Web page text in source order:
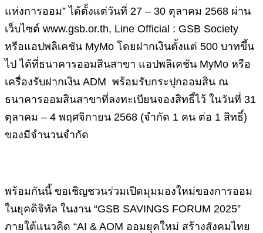
แห่งการออม” ได้ตั้งแต่วันที่ 27 – 30 ตุลาคม 2568 ผ่าน
เว็บไซต์ www.gsb.or.th, Line Official : GSB Society
หรือแอปพลิเคชัน MyMo โดยฝากเงินตั้งแต่ 500 บาทขึ้น
ไป ได้ที่ธนาคารออมสินสาขา แอปพลิเคชัน MyMo หรือ
เครื่องรับฝากเงิน ADM พร้อมรับกระปุกออมสิน ณ
ธนาคารออมสินสาขาที่ลงทะเบียนจองสิทธิ์ไว้ ในวันที่ 31
ตุลาคม – 4 พฤศจิกายน 2568 (จำกัด 1 คน ต่อ 1 สิทธิ์)
ของมีจำนวนจำกัด
พร้อมกันนี้ ขอเชิญชวนร่วมเปิดมุมมองใหม่ของการออม
ในยุคดิจิทัล ในงาน “GSB SAVINGS FORUM 2025”
ภายใต้แนวคิด “AI & AOM ออมยุคใหม่ สร้างสังคมไทย